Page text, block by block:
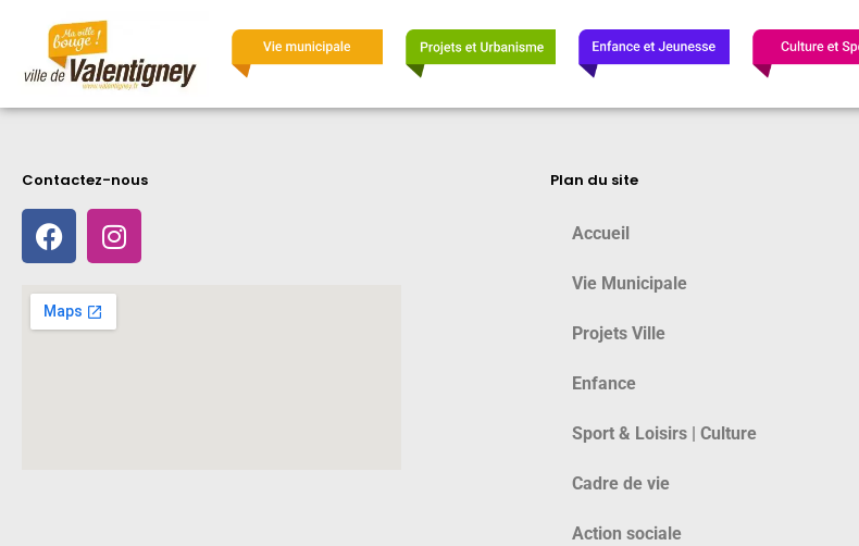
Contactez-nous Plan du site
Accueil
Vie Municipale
Projets Ville
Enfance
Sport & Loisirs | Culture
Cadre de vie
Action sociale